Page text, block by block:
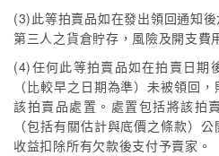
(3)此等拍賣品如在發出領回通知
第三人之貨倉貯存，風險及開支費
(4)任何此等拍賣品如在拍賣日期
（比較早之日期為準）未被領回
該拍賣品處置。處置包括將該拍
（包括有關估計與底價之條款）
收益扣除所有欠款後支付予賣家。